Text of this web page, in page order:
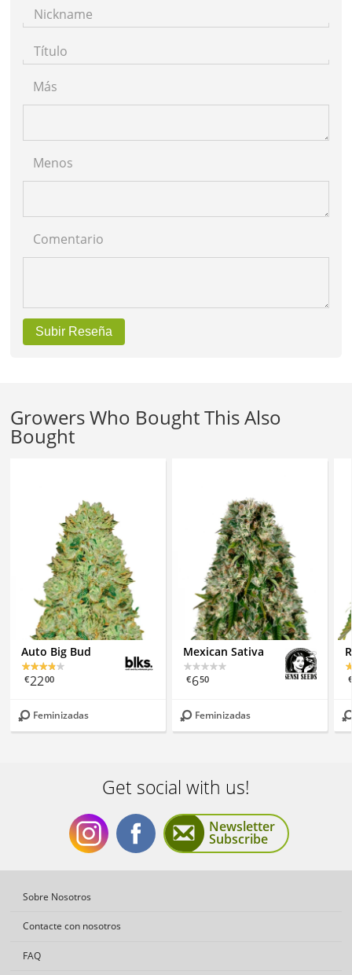
Nickname
Título
Más
Menos
Comentario
Subir Reseña
Growers Who Bought This Also
Bought
Auto Big Bud
€2200
Feminizadas
Mexican Sativa
€650
Feminizadas
Get social with us!
GetGet
Newsletter
Subscribe
Sobre Nosotros
Contacte con nosotros
FAQ